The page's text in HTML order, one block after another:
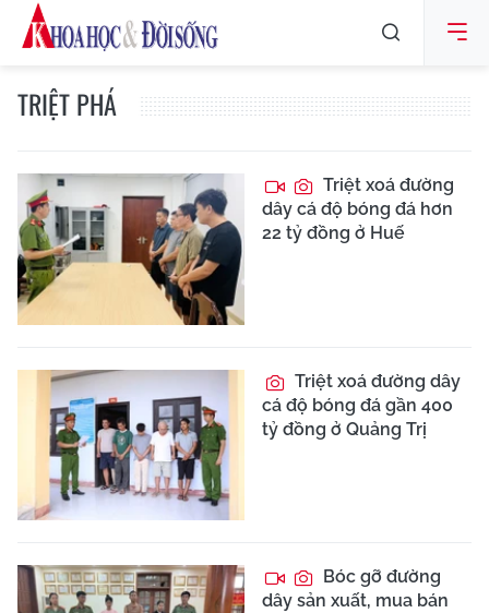
TRIỆT PHÁ
Triệt xoá đường
dây cá độ bóng đá hơn
22 tỷ đồng ở Huế
Triệt xoá đường dây
cá độ bóng đá gần 400
tỷ đồng ở Quảng Trị
Bóc gỡ đường
dây sản xuất, mua bán